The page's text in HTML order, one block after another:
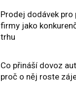
Prodej dodávek pro
firmy jako
trhu
Co přináší dovoz
proč o něj roste